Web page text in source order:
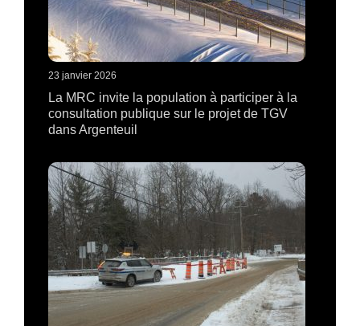
23 janvier 2026
La MRC invite la population à participer à la
consultation publique sur le projet de TGV
dans Argenteuil